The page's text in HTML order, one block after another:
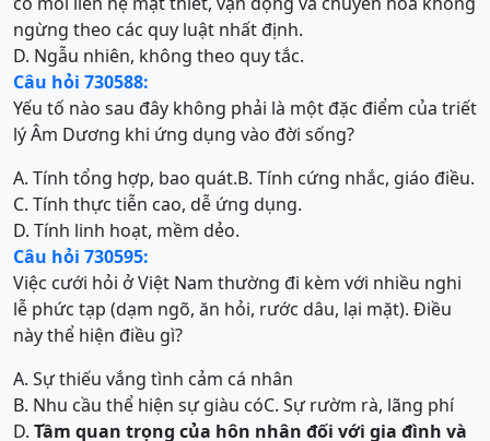
ngừng theo các quy luật nhất định.
D. Ngẫu nhiên, không theo quy tắc.
Câu hỏi 730588:
Yếu tố nào sau đây không phải là một đặc điểm của triết
lý Âm Dương khi ứng dụng vào đời sống?
A. Tính tổng hợp, bao quát.B. Tính cứng nhắc, giáo điều.
C. Tính thực tiễn cao, dễ ứng dụng.
D. Tính linh hoạt, mềm dẻo.
Câu hỏi 730595:
Việc cưới hỏi ở Việt Nam thường đi kèm với nhiều nghi
lễ phức tạp (dạm ngõ, ăn hỏi, rước dâu, lại mặt). Điều
này thể hiện điều gì?
A. Sự thiếu vắng tình cảm cá nhân
B. Nhu cầu thể hiện sự giàu cóC. Sự rườm rà, lãng phí
D. Tầm quan trọng của hôn nhân đối với gia đình và